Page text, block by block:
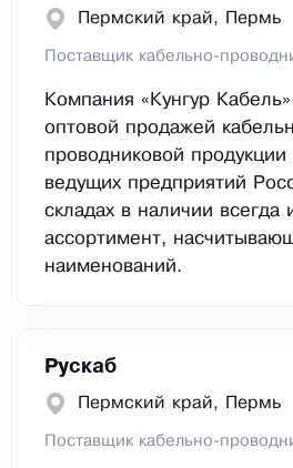
Пермский край, Пермь
Поставщик кабельно-
Компания «Кунгур
оптовой продажей
проводниковой продукции
ведущих предприятий
складах в наличии всегда
ассортимент,
наименований.
Рускаб
Пермский край, Пермь
Поставщик кабельно-